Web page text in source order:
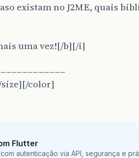
existam no J2ME, quais
uma vez![/b][/i]
color]
Flutter
autenticação via API, segurança e